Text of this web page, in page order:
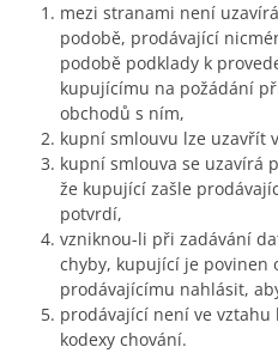
mezi stranami není
podobě, prodávající
podobě podklady k
kupujícímu na požádání
obchodů s ním,
kupní smlouvu lze uzavřít
kupní smlouva se uzavírá
že kupující zašle
potvrdí,
vzniknou-li při zadávání
chyby, kupující je povinen
prodávajícímu nahlásit,
prodávající není ve
kodexy chování.